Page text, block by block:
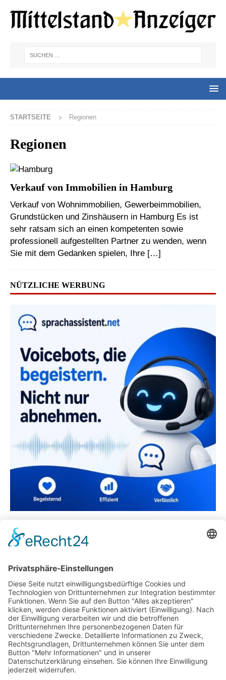
STARTSEITE Regionen
Regionen
Verkauf von Immobilien in Hamburg
Verkauf von Wohnimmobilien, Gewerbeimmobilien,
Grundstücken und Zinshäusern in Hamburg Es ist
sehr ratsam sich an einen kompetenten sowie
professionell aufgestellten Partner zu wenden, wenn
Sie mit dem Gedanken spielen, Ihre […]
NÜTZLICHE WERBUNG
Wildunfälle vermeiden – die wichtigsten Tipps
Die klassische Lebensversicherung: Ein
Auslaufmodell
Mitteldeutsche Zeitung online